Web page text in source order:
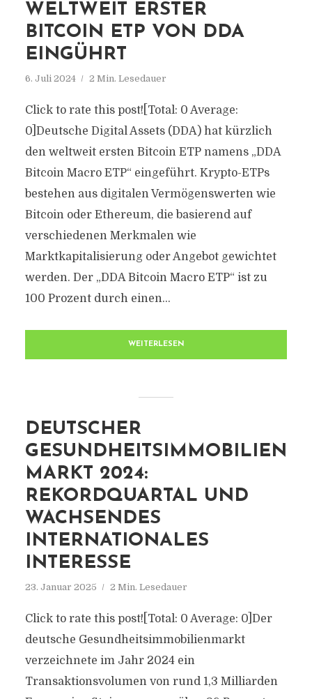
WELTWEIT ERSTER
BITCOIN ETP VON DDA
EINGÜHRT
6. Juli 2024 2 Min. Lesedauer
Click to rate this post![Total: 0 Average:
0]Deutsche Digital Assets (DDA) hat kürzlich
den weltweit ersten Bitcoin ETP namens „DDA
Bitcoin Macro ETP“ eingeführt. Krypto-ETPs
bestehen aus digitalen Vermögenswerten wie
Bitcoin oder Ethereum, die basierend auf
verschiedenen Merkmalen wie
Marktkapitalisierung oder Angebot gewichtet
werden. Der „DDA Bitcoin Macro ETP“ ist zu
100 Prozent durch einen...
WEITERLESEN
DEUTSCHER
GESUNDHEITSIMMOBILIEN
MARKT 2024:
REKORDQUARTAL UND
WACHSENDES
INTERNATIONALES
INTERESSE
23. Januar 2025 2 Min. Lesedauer
Click to rate this post![Total: 0 Average: 0]Der
deutsche Gesundheitsimmobilienmarkt
verzeichnete im Jahr 2024 ein
Transaktionsvolumen von rund 1,3 Milliarden